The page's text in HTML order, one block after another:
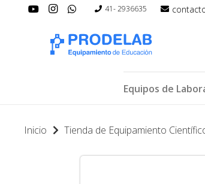
41- 2936635
Equipos de
Inicio Tienda de Equipamiento